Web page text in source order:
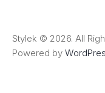
Stylek © 2026. All
Powered by